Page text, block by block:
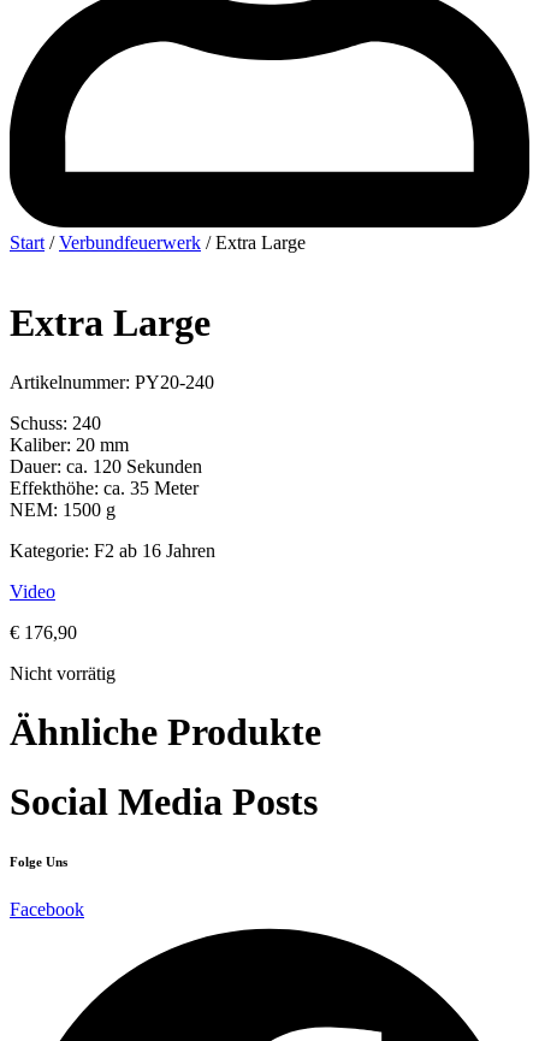
Start /Verbundfeuerwerk / Extra Large
Extra Large
Artikelnummer: PY20-240
Schuss: 240
Kaliber: 20 mm
Dauer: ca. 120 Sekunden
Effekthöhe: ca. 35 Meter
NEM: 1500 g
Kategorie: F2 ab 16 Jahren
Video
€ 176,90
Nicht vorrätig
Ähnliche Produkte
Social Media Posts
Folge Uns
Facebook